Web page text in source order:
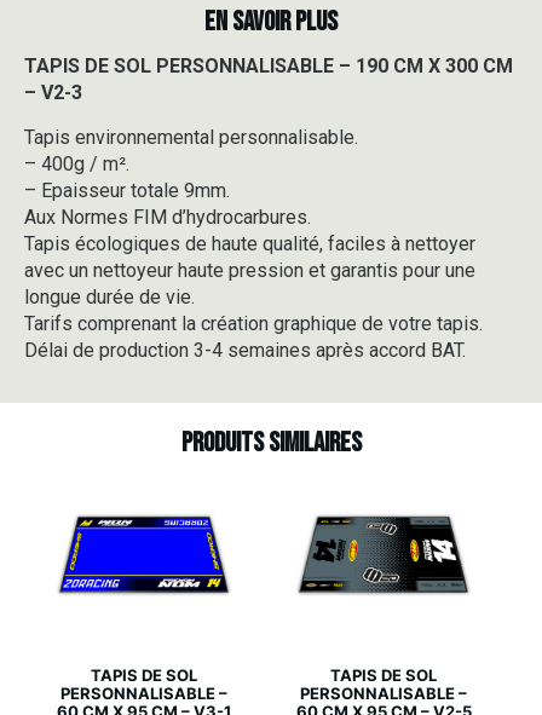
X
300
-
V2-
3
EN SAVOIR PLUS
TAPIS DE SOL PERSONNALISABLE – 190 CM X 300 CM
– V2-3
Tapis environnemental personnalisable.
– 400g / m².
– Epaisseur totale 9mm.
Aux Normes FIM d’hydrocarbures.
Tapis écologiques de haute qualité, faciles à nettoyer
avec un nettoyeur haute pression et garantis pour une
longue durée de vie.
Tarifs comprenant la création graphique de votre tapis.
Délai de production 3-4 semaines après accord BAT.
Produits similaires
TAPIS DE SOL
PERSONNALISABLE –
TAPIS DE SOL
PERSONNALISABLE –